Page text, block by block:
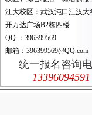
江大校区：武汉沌口江汉大
开万达广场B2栋四楼
QQ ：396399569
邮箱：396399569@QQ.com
统一报名咨询
13396094591